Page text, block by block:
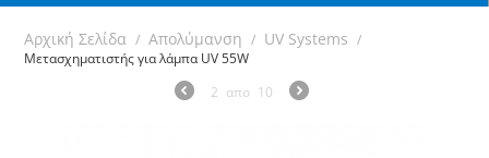
Αρχική Σελίδα / Απολύμανση / UV Systems /
Mετασχηματιστής για λάμπα UV 55W
2 απο 10